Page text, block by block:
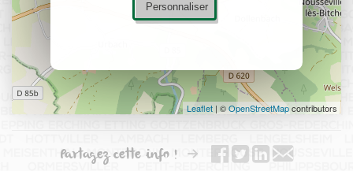
Personnaliser
Leaflet | ©OpenStreetMapcontributors
Partagez cette info !